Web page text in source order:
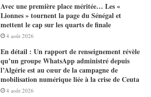
Avec une première place méritée… Les «
Lionnes » tournent la page du Sénégal et
mettent le cap sur les quarts de finale
4 août 2026
En détail : Un rapport de renseignement révèle
qu’un groupe WhatsApp administré depuis
l’Algérie est au cœur de la campagne de
mobilisation numérique liée à la crise de Ceuta
4 août 2026